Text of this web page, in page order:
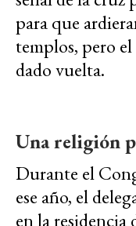
para que
templos, pero el
dado vuelta.
Una religión
Durante el
ese año, el
en la residencia